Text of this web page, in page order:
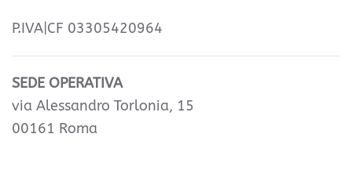
P.IVA|CF 03305420964
SEDE OPERATIVA
via Alessandro Torlonia, 15
00161 Roma